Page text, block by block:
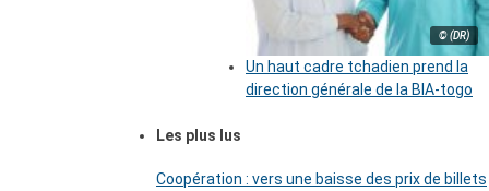
© (DR)
Un haut cadre tchadien prend la
direction générale de la BIA-togo
Les plus lus
Coopération : vers une baisse des prix de billets